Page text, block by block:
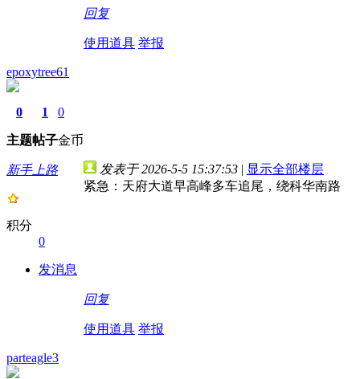
回复
使用道具 举报
epoxytree61
0
主题
1
帖子
0
金币
新手上路
积分
0
发消息
发表于 2026-5-5 15:37:53 | 显示全部楼层
紧急：天府大道早高峰多车追尾，绕科华南路
回复
使用道具 举报
parteagle3